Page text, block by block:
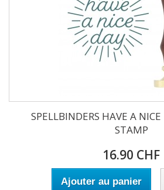
SPELLBINDERS HAVE A
STAMP
16.90 CHF
Ajouter au panier